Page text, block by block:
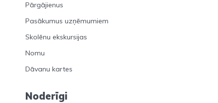
Pārgājienus
Pasākumus uzņēmumiem
Skolēnu ekskursijas
Nomu
Dāvanu kartes
Noderīgi